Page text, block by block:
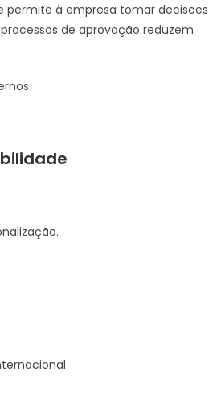
permite à empresa tomar decisões
de aprovação reduzem